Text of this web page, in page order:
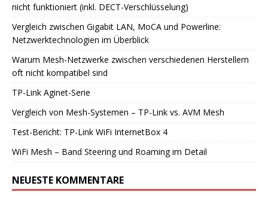
nicht funktioniert (inkl. DECT-Verschlüsselung)
Vergleich zwischen Gigabit LAN, MoCA und Powerline:
Netzwerktechnologien im Überblick
Warum Mesh-Netzwerke zwischen verschiedenen Herstellern
oft nicht kompatibel sind
TP-Link Aginet-Serie
Vergleich von Mesh-Systemen – TP-Link vs. AVM Mesh
Test-Bericht: TP-Link WiFi InternetBox 4
WiFi Mesh – Band Steering und Roaming im Detail
NEUESTE KOMMENTARE